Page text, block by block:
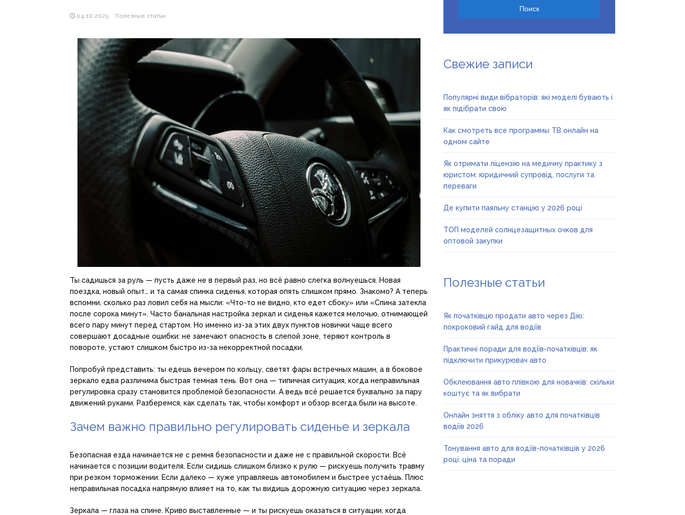
04.10.2025 Полезные статьи
Ты садишься за руль — пусть даже не в первый раз, но всё равно слегка волнуешься. Новая
поездка, новый опыт… и та самая спинка сиденья, которая опять слишком прямо. Знакомо? А теперь
вспомни, сколько раз ловил себя на мысли: «Что-то не видно, кто едет сбоку» или «Спина затекла
после сорока минут». Часто банальная настройка зеркал и сиденья кажется мелочью, отнимающей
всего пару минут перед стартом. Но именно из-за этих двух пунктов новички чаще всего
совершают досадные ошибки: не замечают опасность в слепой зоне, теряют контроль в
повороте, устают слишком быстро из-за некорректной посадки.
Попробуй представить: ты едешь вечером по кольцу, светят фары встречных машин, а в боковое
зеркало едва различима быстрая темная тень. Вот она — типичная ситуация, когда неправильная
регулировка сразу становится проблемой безопасности. А ведь всё решается буквально за пару
движений руками. Разберемся, как сделать так, чтобы комфорт и обзор всегда были на высоте.
Зачем важно правильно регулировать сиденье и зеркала
Безопасная езда начинается не с ремня безопасности и даже не с правильной скорости. Всё
начинается с позиции водителя. Если сидишь слишком близко к рулю — рискуешь получить травму
при резком торможении. Если далеко — хуже управляешь автомобилем и быстрее устаёшь. Плюс
неправильная посадка напрямую влияет на то, как ты видишь дорожную ситуацию через зеркала.
Зеркала — глаза на спине. Криво выставленные — и ты рискуешь оказаться в ситуации, когда
Свежие записи
Популярні види вібраторів: які моделі бувають і
як підібрати свою
Как смотреть все программы ТВ онлайн на
одном сайте
Як отримати ліцензію на медичну практику з
юристом: юридичний супровід, послуги та
переваги
Де купити паяльну станцію у 2026 році
ТОП моделей солнцезащитных очков для
оптовой закупки
Полезные статьи
Як початківцю продати авто через Дію:
покроковий гайд для водіїв
Практичні поради для водіїв-початківців: як
підключити прикурювач авто
Обклеювання авто плівкою для новачків: скільки
коштує та як вибрати
Онлайн зняття з обліку авто для початківців
водіїв 2026
Тонування авто для водіїв-початківців у 2026
році: ціна та поради